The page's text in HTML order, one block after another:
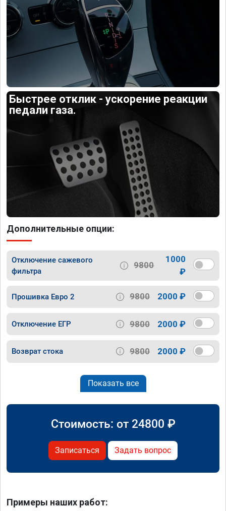
Быстрее отклик - ускорение реакции
педали газа.
Дополнительные опции:
Отключение сажевого
фильтра
9800
1000
₽
Прошивка Евро 2 9800 2000 ₽
Отключение ЕГР 9800 2000 ₽
Возврат стока 9800 2000 ₽
Показать все
Стоимость: от 24800 ₽
Записаться Задать вопрос
Примеры наших работ: